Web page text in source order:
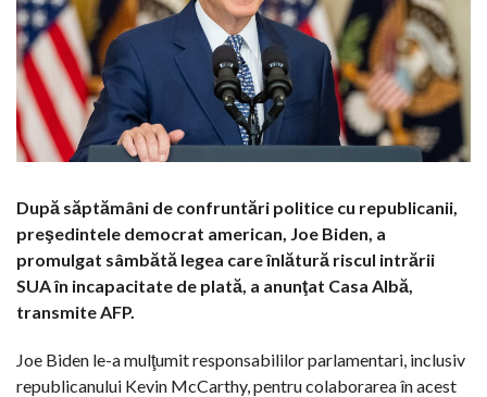
După săptămâni de confruntări politice cu republicanii,
preşedintele democrat american, Joe Biden, a
promulgat sâmbătă legea care înlătură riscul intrării
SUA în incapacitate de plată, a anunţat Casa Albă,
transmite AFP.
Joe Biden le-a mulţumit responsabililor parlamentari, inclusiv
republicanului Kevin McCarthy, pentru colaborarea în acest